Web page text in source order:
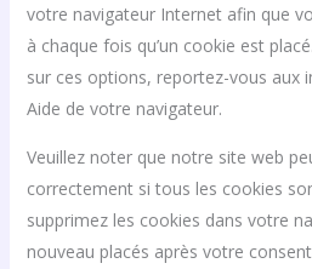
votre navigateur Internet afin que
à chaque fois qu’un cookie est
sur ces options, reportez-vous aux
Aide de votre navigateur.
Veuillez noter que notre site web
correctement si tous les cookies
supprimez les cookies dans votre
nouveau placés après votre